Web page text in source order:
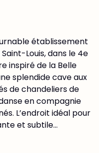
établissement
Louis, dans le 4e
inspiré de la Belle
splendide cave aux
de chandeliers de
en compagnie
L’endroit idéal pour
et subtile...